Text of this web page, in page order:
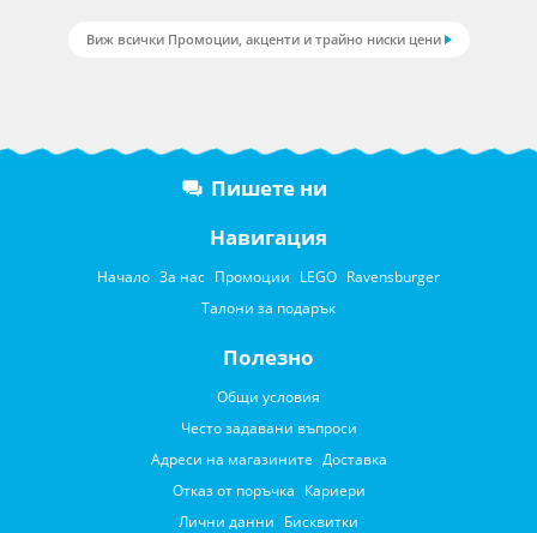
Виж всички Промоции, акценти и трайно ниски цени
Пишете ни
Навигация
Начало За нас Промоции LEGO Ravensburger
Талони за подарък
Полезно
Общи условия
Често задавани въпроси
Адреси на магазините Доставка
Отказ от поръчка Кариери
Лични данни Бисквитки